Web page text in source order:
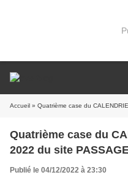
Accueil » Quatrième case du
Quatrième case du
2022 du site
Publié le 04/12/2022 à 23:30